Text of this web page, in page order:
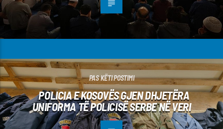
PAS KËTI POSTIMI
POLICIA E KOSOVËS GJEN DHJETËRA
UNIFORMA TË POLICISË SERBE NË VERI